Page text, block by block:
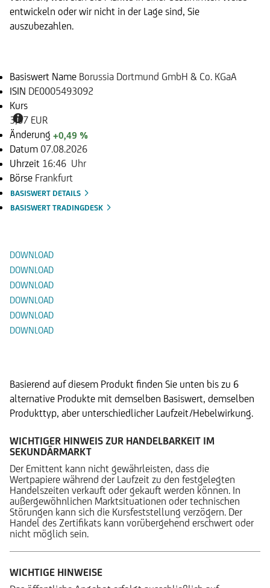
entwickeln oder wir nicht in der Lage sind, Sie
auszubezahlen.
Basiswert Name Borussia Dortmund GmbH & Co. KGaA
ISIN DE0005493092
Kurs
3,07 EUR
Änderung +0,49 %
Datum 07.08.2026
Uhrzeit 16:46 Uhr
Börse Frankfurt
BASISWERT DETAILS
BASISWERT TRADINGDESK
DOWNLOAD
DOWNLOAD
DOWNLOAD
DOWNLOAD
DOWNLOAD
DOWNLOAD
Basierend auf diesem Produkt finden Sie unten bis zu 6
alternative Produkte mit demselben Basiswert, demselben
Produkttyp, aber unterschiedlicher Laufzeit/Hebelwirkung.
WICHTIGER HINWEIS ZUR HANDELBARKEIT IM
SEKUNDÄRMARKT
Der Emittent kann nicht gewährleisten, dass die
Wertpapiere während der Laufzeit zu den festgelegten
Handelszeiten verkauft oder gekauft werden können. In
außergewöhnlichen Marktsituationen oder technischen
Störungen kann sich die Kursfeststellung verzögern. Der
Handel des Zertifikats kann vorübergehend erschwert oder
nicht möglich sein.
WICHTIGE HINWEISE